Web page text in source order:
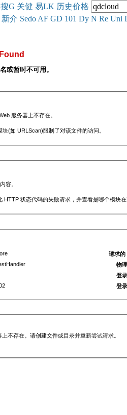
搜G 关健 易LK 历史价格
新介 Sedo AF GD 101 Dy N Re Uni